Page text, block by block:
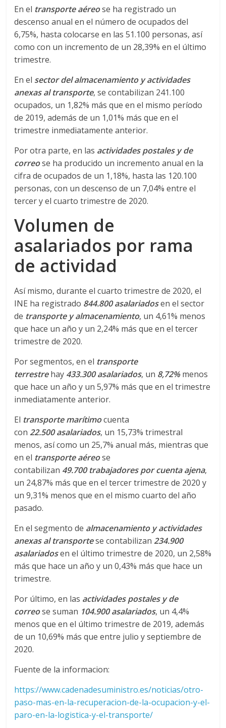
p
o
s
y
M
a
q
u
n
a
r
a
e
n
C
o
o
m
b
a
En el transporte aéreose ha registrado un
descenso anual en el número de ocupados del
6,75%, hasta colocarse en las 51.100 personas, así
como con un incremento de un 28,39% en el último
trimestre.
En el sector del almacenamiento y actividades
anexas al transporte, se contabilizan 241.100
ocupados, un 1,82% más que en el mismo período
de 2019, además de un 1,01% más que en el
trimestre inmediatamente anterior.
Por otra parte, en las actividades postales y de
correose ha producido un incremento anual en la
cifra de ocupados de un 1,18%, hasta las 120.100
personas, con un descenso de un 7,04% entre el
tercer y el cuarto trimestre de 2020.
Volumen de
asalariados por rama
de actividad
Así mismo, durante el cuarto trimestre de 2020, el
INE ha registrado 844.800 asalariadosen el sector
de transporte y almacenamiento, un 4,61% menos
que hace un año y un 2,24% más que en el tercer
trimestre de 2020.
Por segmentos, en el transporte
terrestrehay 433.300 asalariados, un 8,72%menos
que hace un año y un 5,97% más que en el trimestre
inmediatamente anterior.
El transporte marítimocuenta
con22.500 asalariados, un 15,73% trimestral
menos, así como un 25,7% anual más, mientras que
en el transporte aéreose
contabilizan 49.700 trabajadores por cuenta ajena,
un 24,87% más que en el tercer trimestre de 2020 y
un 9,31% menos que en el mismo cuarto del año
pasado.
En el segmento de almacenamiento y actividades
anexas al transportese contabilizan234.900
asalariadosen el último trimestre de 2020, un 2,58%
más que hace un año y un 0,43% más que hace un
trimestre.
Por último, en las actividades postales y de
correose suman 104.900 asalariados, un 4,4%
menos que en el último trimestre de 2019, además
de un 10,69% más que entre julio y septiembre de
2020.
Fuente de la informacion:
https://www.cadenadesuministro.es/noticias/otro-
paso-mas-en-la-recuperacion-de-la-ocupacion-y-el-
paro-en-la-logistica-y-el-transporte/